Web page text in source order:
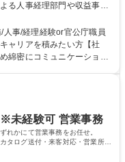
る人事経理部門や収益事業
をお任せいたします。研修
【業務詳細】■
に係る管理業務 ■収益部
広場の「イベントコーナ
社後は上記いずれかの部門
庁グル
／有給年平均16日取得
人事/経理経験or官公庁職員
ャリアを積みたい方【社
綿密にコミュニケーション
々なプロジェクト：駐車場
を兼ねた広告「ブライトサ
出す活動を積極的に行って
未経験可 営業事務
れかにて営業事務をお任せ。
タログ送付・来客対応・営業所内